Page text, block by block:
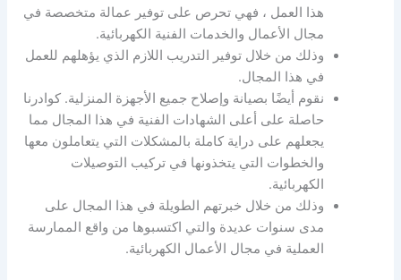
هذا العمل ، فهي تحرص على توفير عمالة متخصصة في
مجال الأعمال والخدمات الفنية الكهربائية.
وذلك من خلال توفير التدريب اللازم الذي يؤهلهم للعمل
في هذا المجال.
نقوم أيضًا بصيانة وإصلاح جميع الأجهزة المنزلية. كوادرنا
حاصلة على أعلى الشهادات الفنية في هذا المجال مما
يجعلهم على دراية كاملة بالمشكلات التي يتعاملون معها
والخطوات التي يتخذونها في تركيب التوصيلات
الكهربائية.
وذلك من خلال خبرتهم الطويلة في هذا المجال على
مدى سنوات عديدة والتي اكتسبوها من واقع الممارسة
العملية في مجال الأعمال الكهربائية.